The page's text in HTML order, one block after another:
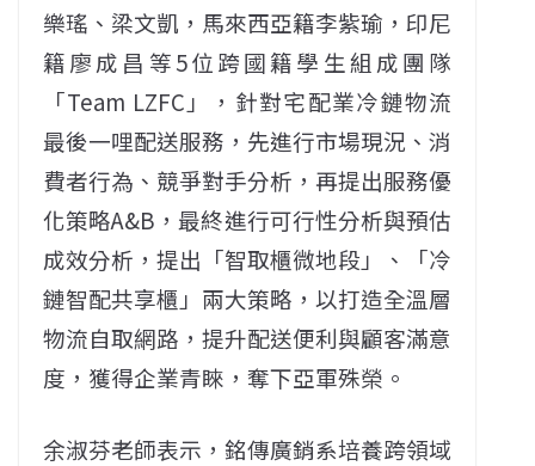
樂瑤、梁文凱，馬來西亞籍李紫瑜，印尼
籍廖成昌等5位跨國籍學生組成團隊
「Team LZFC」，針對宅配業冷鏈物流
最後一哩配送服務，先進行市場現況、消
費者行為、競爭對手分析，再提出服務優
化策略A&B，最終進行可行性分析與預估
成效分析，提出「智取櫃微地段」、「冷
鏈智配共享櫃」兩大策略，以打造全溫層
物流自取網路，提升配送便利與顧客滿意
度，獲得企業青睞，奪下亞軍殊榮。
余淑芬老師表示，銘傳廣銷系培養跨領域